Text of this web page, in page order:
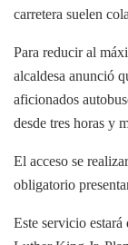
carretera suelen
Para reducir al
alcaldesa anunció
aficionados
desde tres horas y
El acceso se
obligatorio
Este servicio